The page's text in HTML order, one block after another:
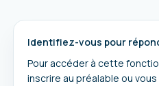
Identifiez-vous pour
Pour accéder à cette
inscrire au préalable ou